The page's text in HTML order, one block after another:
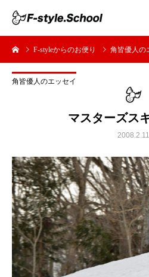
F-styleからのお便り 角皆優人の
角皆優人のエッセイ
マスターズス
2008.2.11